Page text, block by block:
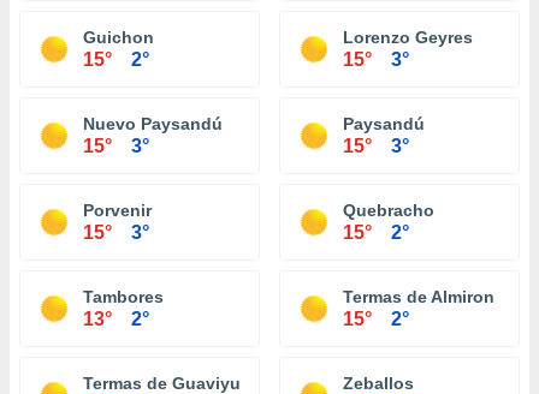
Guichon
15° 2°
Lorenzo Geyres
15° 3°
Nuevo Paysandú
15° 3°
Paysandú
15° 3°
Porvenir
15° 3°
Quebracho
15° 2°
Tambores
13° 2°
Termas de Almiron
15° 2°
Termas de Guaviyu Zeballos